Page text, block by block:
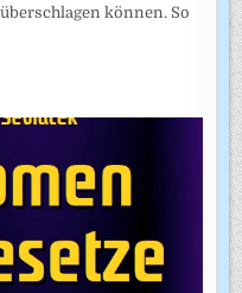
können. So